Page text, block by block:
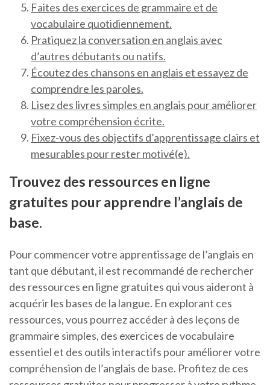
Faites des exercices de grammaire et de
vocabulaire quotidiennement.
Pratiquez la conversation en anglais avec
d’autres débutants ou natifs.
Écoutez des chansons en anglais et essayez de
comprendre les paroles.
Lisez des livres simples en anglais pour améliorer
votre compréhension écrite.
Fixez-vous des objectifs d’apprentissage clairs et
mesurables pour rester motivé(e).
Trouvez des ressources en ligne
gratuites pour apprendre l’anglais de
base.
Pour commencer votre apprentissage de l’anglais en
tant que débutant, il est recommandé de rechercher
des ressources en ligne gratuites qui vous aideront à
acquérir les bases de la langue. En explorant ces
ressources, vous pourrez accéder à des leçons de
grammaire simples, des exercices de vocabulaire
essentiel et des outils interactifs pour améliorer votre
compréhension de l’anglais de base. Profitez de ces